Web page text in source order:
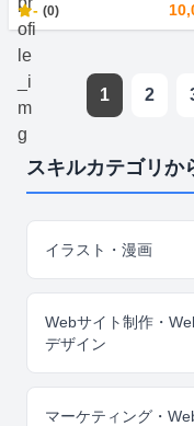
- (0)
1 2
スキルカテゴリか
イラスト・漫画
Webサイト制作・
デザイン
マーケティング・